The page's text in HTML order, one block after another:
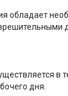
обладает
в
дня.